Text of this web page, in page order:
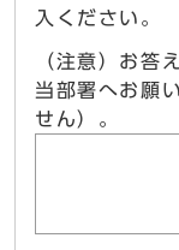
入ください。
（注意）お答
当部署へお願
せん）。